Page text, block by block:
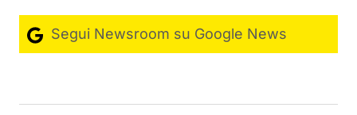
Segui Newsroom su Google News